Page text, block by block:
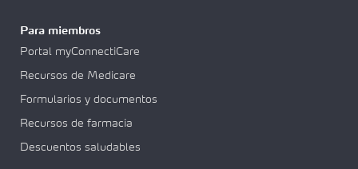
Para miembros
Portal myConnectiCare
Recursos de Medicare
Formularios y documentos
Recursos de farmacia
Descuentos saludables